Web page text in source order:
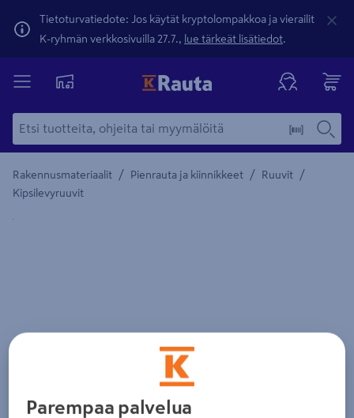
Tietoturvatiedote: Jos käytät kryptolompakkoa ja vierailit
K-ryhmän verkkosivuilla 27.7., lue tärkeät lisätiedot.
Rakennusmateriaalit / Pienrauta ja kiinnikkeet / Ruuvit /
Kipsilevyruuvit
Yksityiskohtainen kuvaus löytyy Tuotteen kuvaus -
Parempaa palvelua